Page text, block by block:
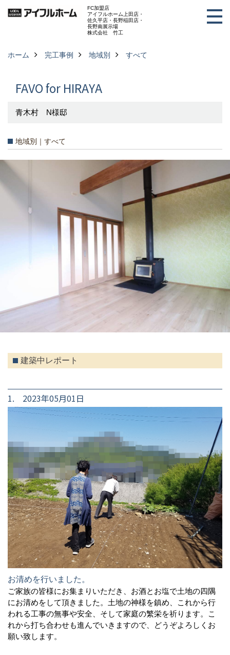
FC加盟店
アイフルホーム上田店・
佐久平店・長野稲田店・
長野南展示場
株式会社 竹工
ホーム 完工事例 地域別 すべて
FAVO for HIRAYA
青木村 N様邸
地域別｜すべて
建築中レポート
1. 2023年05月01日
お清めを行いました。
ご家族の皆様にお集まりいただき、お酒とお塩で土地の四隅
にお清めをして頂きました。土地の神様を鎮め、これから行
われる工事の無事や安全、そして家庭の繁栄を祈ります。こ
れから打ち合わせも進んでいきますので、どうぞよろしくお
願い致します。